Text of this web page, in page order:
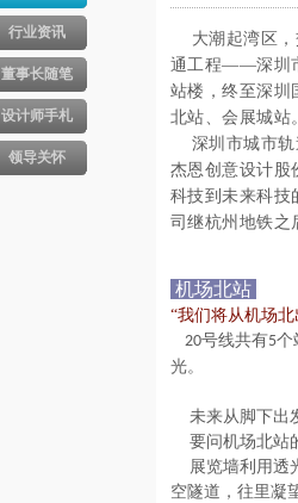
行业资讯
董事长随笔
设计师手札
领导关怀
大潮起湾区，
通工程——深圳
站楼，终至深圳
北站、会展城站
深圳市城市轨
杰恩创意设计股
科技到未来科技
司继杭州地铁之
机场北站
“我们将从机场
20号线共有5个
光。
未来从脚下出
要问机场北站
展览墙利用透
空隧道，往里凝